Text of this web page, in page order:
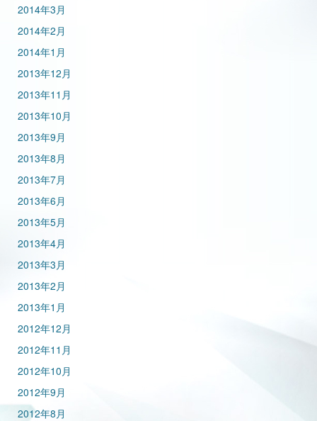
2014年3月
2014年2月
2014年1月
2013年12月
2013年11月
2013年10月
2013年9月
2013年8月
2013年7月
2013年6月
2013年5月
2013年4月
2013年3月
2013年2月
2013年1月
2012年12月
2012年11月
2012年10月
2012年9月
2012年8月